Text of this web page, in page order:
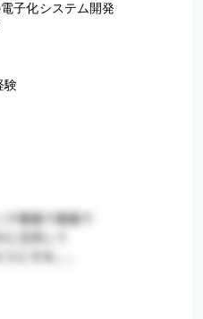
子化システム開発
験